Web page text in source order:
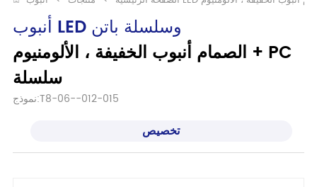
أنبوب LED وسلسلة باتن
الصمام أنبوب الخفيفة ، الألومنيوم + PC
سلسلة
نموذج:T8-06--012-015
تخصيص